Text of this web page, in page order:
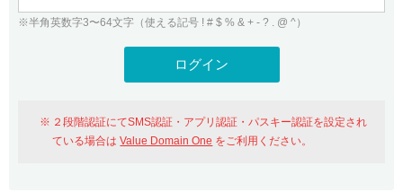
WHOIS検索
Value Domainにログイン
おすすめ One レンタルサーバーを含む最新の機能を使う方
※半角英数字3〜64文字（使える記号 ! # $ % & + - ? . @ ^）
２段階認証にてSMS認証・アプリ認証・パスキー認証を設定され
ている場合はValue Domain One をご利用ください。